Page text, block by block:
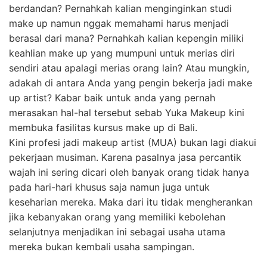
berdandan? Pernahkah kalian menginginkan studi
make up namun nggak memahami harus menjadi
berasal dari mana? Pernahkah kalian kepengin miliki
keahlian make up yang mumpuni untuk merias diri
sendiri atau apalagi merias orang lain? Atau mungkin,
adakah di antara Anda yang pengin bekerja jadi make
up artist? Kabar baik untuk anda yang pernah
merasakan hal-hal tersebut sebab Yuka Makeup kini
membuka fasilitas kursus make up di Bali.
Kini profesi jadi makeup artist (MUA) bukan lagi diakui
pekerjaan musiman. Karena pasalnya jasa percantik
wajah ini sering dicari oleh banyak orang tidak hanya
pada hari-hari khusus saja namun juga untuk
keseharian mereka. Maka dari itu tidak mengherankan
jika kebanyakan orang yang memiliki kebolehan
selanjutnya menjadikan ini sebagai usaha utama
mereka bukan kembali usaha sampingan.